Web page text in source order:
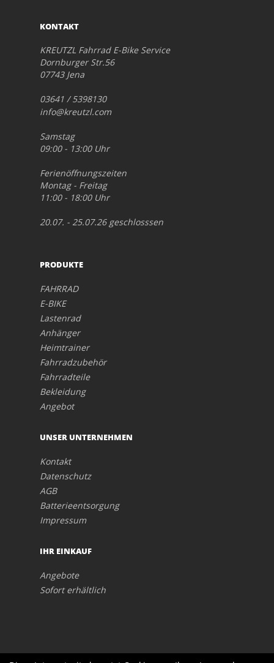
KONTAKT
KREUTZL Fahrrad E-Bike Service
Dornburger Str.56
07743 Jena
03641 / 5398130
info@kreutzl.com
Samstag
09:00 - 13:00 Uhr
Ferienöffnungszeiten
Montag - Freitag
11:00 - 18:00 Uhr
20.07. - 25.07.26 geschlosssen
PRODUKTE
FAHRRAD
E-BIKE
Lastenrad
Anhänger
Heimtrainer
Fahrradzubehör
Fahrradteile
Bekleidung
Angebot
UNSER UNTERNEHMEN
Kontakt
Datenschutz
AGB
Batterieentsorgung
Impressum
IHR EINKAUF
Angebote
Sofort erhältlich